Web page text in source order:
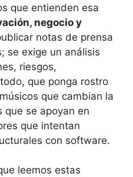
que entienden esa
negocio y
notas de prensa
se exige un análisis
riesgos,
que ponga rostro
que cambian la
que se apoyan en
que intentan
con software.
leemos estas